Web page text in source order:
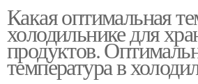
Какая оптимальная
холодильнике для
продуктов.
температура в